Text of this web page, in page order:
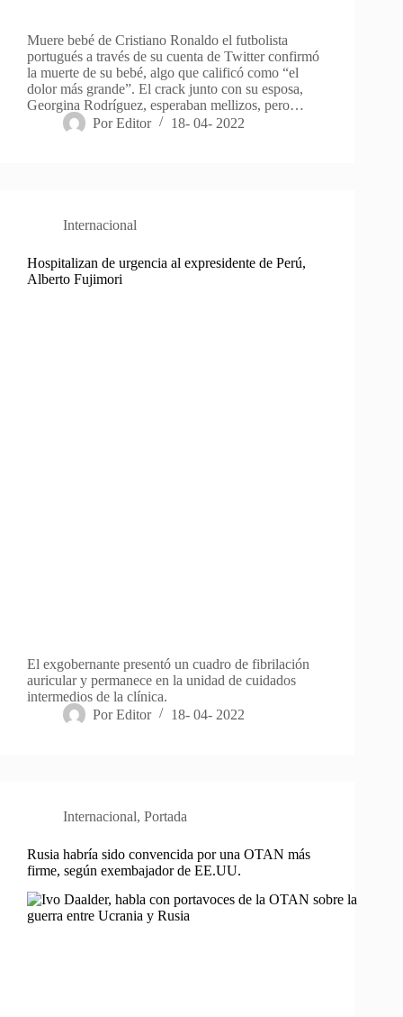
Muere bebé de Cristiano Ronaldo el futbolista
portugués a través de su cuenta de Twitter confirmó
la muerte de su bebé, algo que calificó como “el
dolor más grande”. El crack junto con su esposa,
Georgina Rodríguez, esperaban mellizos, pero…
Por Editor 18- 04- 2022
Internacional
Hospitalizan de urgencia al expresidente de Perú,
Alberto Fujimori
El exgobernante presentó un cuadro de fibrilación
auricular y permanece en la unidad de cuidados
intermedios de la clínica.
Por Editor 18- 04- 2022
Internacional, Portada
Rusia habría sido convencida por una OTAN más
firme, según exembajador de EE.UU.